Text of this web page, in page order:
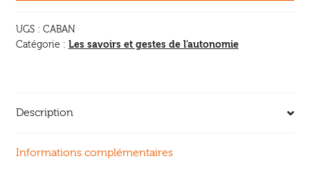
UGS : CABAN
Catégorie : Les savoirs et gestes de l'autonomie
Description
Informations complémentaires